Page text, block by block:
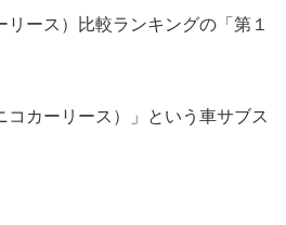
ース）比較ランキングの「第１
コカーリース）」という車サブス